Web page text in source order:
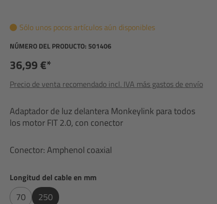
Sólo unos pocos artículos aún disponibles
NÚMERO DEL PRODUCTO: 501406
36,99 €*
Precio de venta recomendado incl. IVA más gastos de envío
Adaptador de luz delantera Monkeylink para todos
los motor FIT 2.0, con conector
Conector: Amphenol coaxial
Seleccione
Longitud del cable en mm
70 250